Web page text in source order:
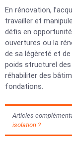
En rénovation,
travailler et
défis en
ouvertures ou la
de sa légèreté et
poids structurel
réhabiliter des
fondations.
Articles
isolation ?